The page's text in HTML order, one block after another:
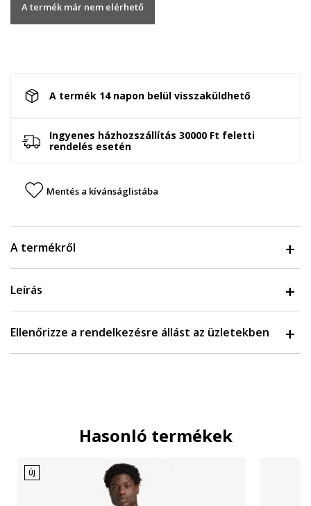
A termék már nem elérhető
A termék 14 napon belül visszaküldhető
Ingyenes házhozszállítás 30000 Ft feletti
rendelés esetén
Mentés a kívánságlistába
A termékről
Leírás
Ellenőrizze a rendelkezésre állást az üzletekben
Hasonló termékek
ÚJ